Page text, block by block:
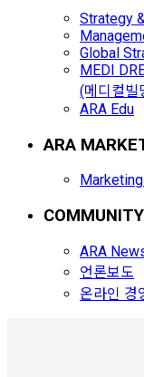
Strategy
Global
MEDI
(메디컬빌
ARA Edu
ARA
COMMUNITY
ARA
언론보도
온라인 경